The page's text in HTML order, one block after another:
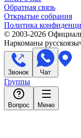
Обратная связь
Открытые собрания
Политика
© 2003-2026
Наркоманы
Звонок Чат
Группы
Вопрос Меню